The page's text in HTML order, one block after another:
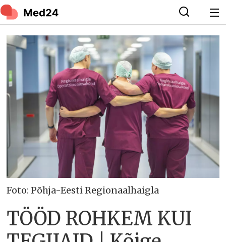
Foto: Põhja-Eesti Regionaalhaigla
TÖÖD ROHKEM KUI